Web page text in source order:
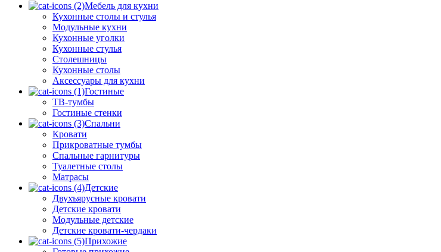
Мебель для кухни
Кухонные столы и стулья
Модульные кухни
Кухонные уголки
Кухонные стулья
Столешницы
Кухонные столы
Аксессуары для кухни
Гостиные
ТВ-тумбы
Гостиные стенки
Спальни
Кровати
Прикроватные тумбы
Спальные гарнитуры
Туалетные столы
Матрасы
Детские
Двухъярусные кровати
Детские кровати
Модульные детские
Детские кровати-чердаки
Прихожие